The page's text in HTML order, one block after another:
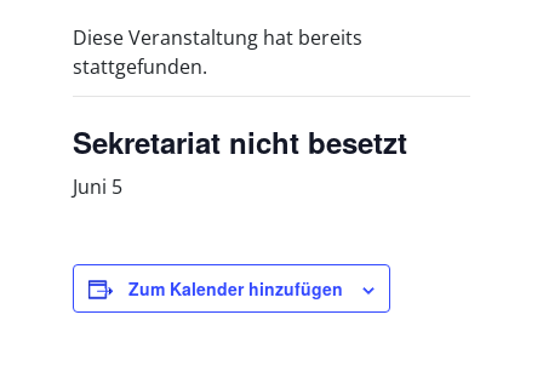
Diese Veranstaltung hat bereits
stattgefunden.
Sekretariat nicht besetzt
Juni 5
Zum Kalender hinzufügen